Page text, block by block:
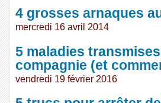
4 grosses arnaques
mercredi 16 avril 2014
5 maladies
compagnie (et
vendredi 19 février 2016